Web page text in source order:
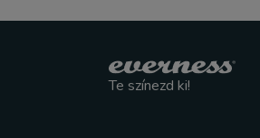
Te színezd ki!